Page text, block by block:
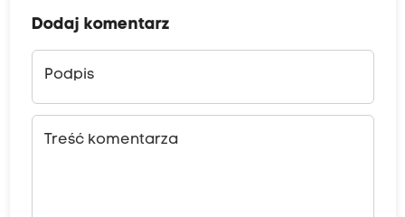
Dodaj komentarz
Podpis
Treść komentarza